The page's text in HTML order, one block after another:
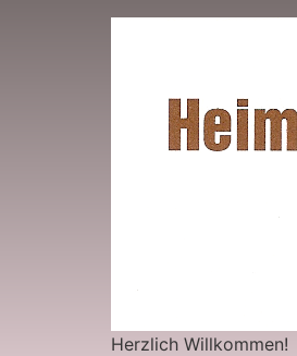
Herzlich Willkommen!